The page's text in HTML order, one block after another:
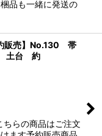
品も一緒に発送の
販売】No.130 帯
土台 約
ちらの商品はご注文